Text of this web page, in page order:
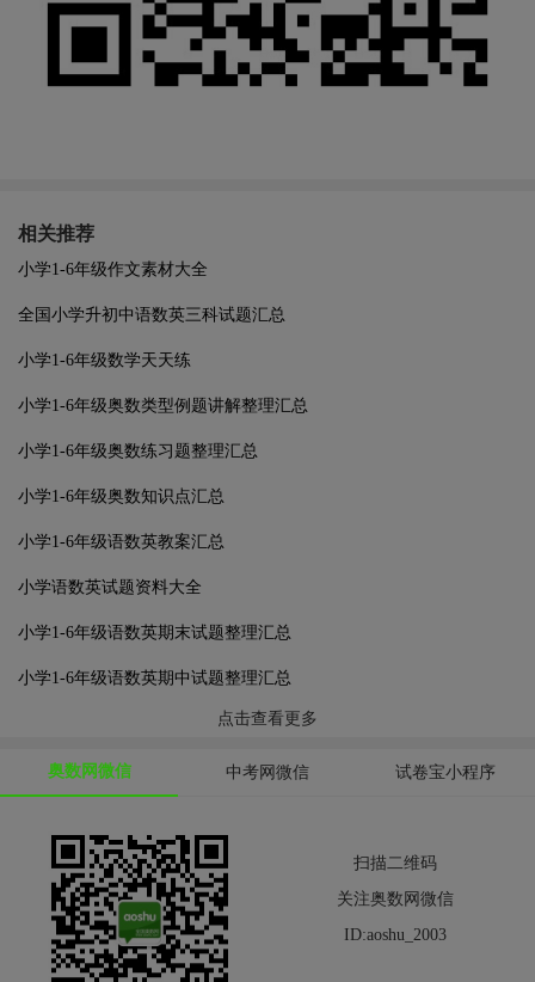
相关推荐
小学1-6年级作文素材大全
全国小学升初中语数英三科试题汇总
小学1-6年级数学天天练
小学1-6年级奥数类型例题讲解整理汇总
小学1-6年级奥数练习题整理汇总
小学1-6年级奥数知识点汇总
小学1-6年级语数英教案汇总
小学语数英试题资料大全
小学1-6年级语数英期末试题整理汇总
小学1-6年级语数英期中试题整理汇总
点击查看更多
奥数网微信 中考网微信 试卷宝小程序
扫描二维码
关注奥数网微信
ID:aoshu_2003